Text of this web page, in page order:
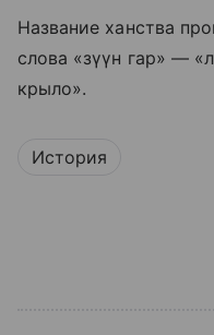
Название ханства
слова «зүүн гар» —
крыло».
История